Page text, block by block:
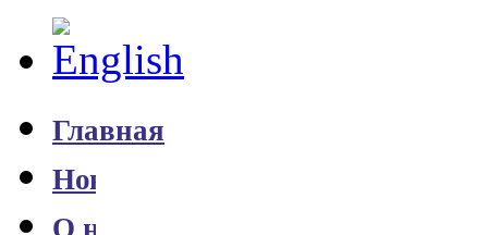
Главная
Новости
О нас